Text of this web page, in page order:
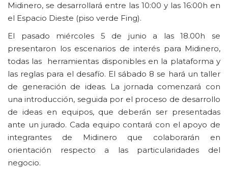
Midinero, se desarrollará entre las 10:00 y las 16:00h en
el Espacio Dieste (piso verde Fing).
El pasado miércoles 5 de junio a las 18.00h se
presentaron los escenarios de interés para Midinero,
todas las herramientas disponibles en la plataforma y
las reglas para el desafío. El sábado 8 se hará un taller
de generación de ideas. La jornada comenzará con
una introducción, seguida por el proceso de desarrollo
de ideas en equipos, que deberán ser presentadas
ante un jurado. Cada equipo contará con el apoyo de
integrantes de Midinero que colaborarán en
orientación respecto a las particularidades del
negocio.